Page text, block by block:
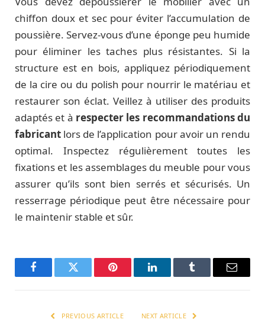
chiffon doux et sec pour éviter l’accumulation de
poussière. Servez-vous d’une éponge peu humide
pour éliminer les taches plus résistantes. Si la
structure est en bois, appliquez périodiquement
de la cire ou du polish pour nourrir le matériau et
restaurer son éclat. Veillez à utiliser des produits
adaptés et à respecter les recommandations du
fabricant lors de l’application pour avoir un rendu
optimal. Inspectez régulièrement toutes les
fixations et les assemblages du meuble pour vous
assurer qu’ils sont bien serrés et sécurisés. Un
resserrage périodique peut être nécessaire pour
le maintenir stable et sûr.
FacebookTwitter Pinterest LinkedInTumblr Email
PREVIOUS ARTICLE NEXT ARTICLE